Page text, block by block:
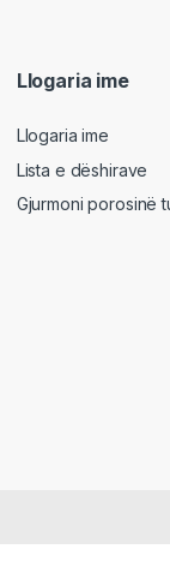
Llogaria ime
Llogaria ime
Lista e dëshirave
Gjurmoni porosinë